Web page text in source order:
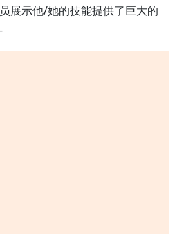
展示他/她的技能提供了巨大的